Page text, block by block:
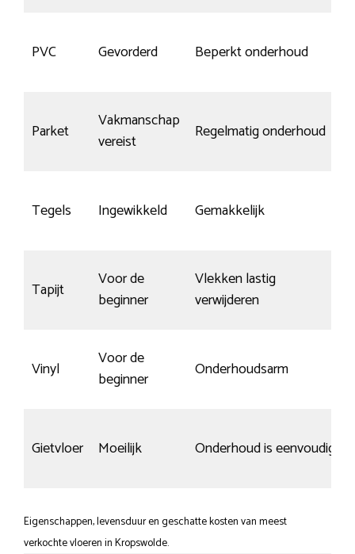
PVC Gevorderd Beperkt onderhoud
Parket
Vakmanschap
vereist
Regelmatig onderhoud
Tegels Ingewikkeld Gemakkelijk
Tapijt
Voor de
beginner
Vlekken lastig
verwijderen
Vinyl
Voor de
beginner
Onderhoudsarm
Gietvloer Moeilijk Onderhoud is eenvoudig
Eigenschappen, levensduur en geschatte kosten van meest
verkochte vloeren in Kropswolde.